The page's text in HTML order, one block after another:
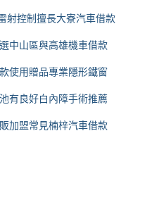
射控制擅長大寮汽車借款
中山區與高雄機車借款
使用贈品專業隱形鐵窗
有良好白內障手術推薦
加盟常見楠梓汽車借款